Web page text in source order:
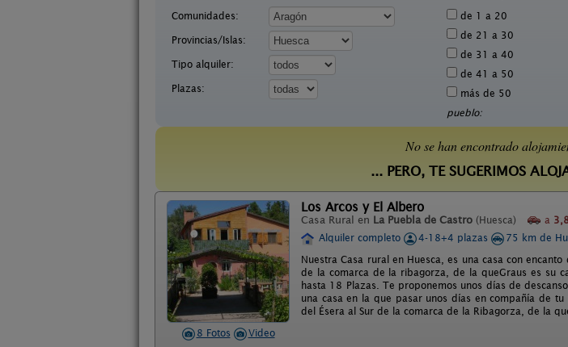
Comunidades:
Provincias/Islas:
Tipo alquiler:
Plazas:
de 1 a 20
de 21 a 30
de 31 a 40
de 41 a 50
más de 50
pueblo:
No se han encontrado
... PERO, TE SUGERIMOS
8 Fotos Video
Los Arcos y El Albero
Casa Rural en La Puebla de Castro (Huesca) a
Alquiler completo
4-18+4 plazas
75 km de
Nuestra Casa rural en Huesca, es una casa con
de la comarca de la ribagorza, de la queGraus es su
hasta 18 Plazas. Te proponemos unos días de
una casa en la que pasar unos días en compañía de
del Ésera al Sur de la comarca de la Ribagorza, de la